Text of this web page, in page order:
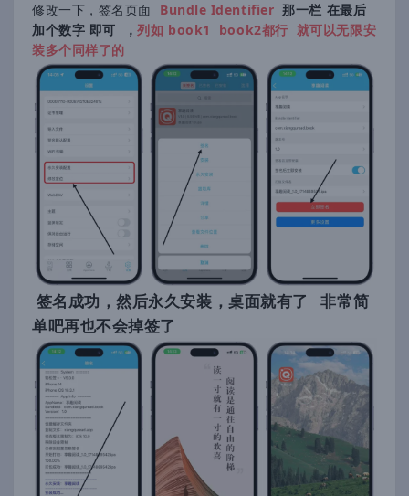
修改一下，签名页面 Bundle Identifier 那一栏 在最后
加个数字 即可 ，列如 book1 book2都行 就可以无限安
装多个同样了的
签名成功，然后永久安装，桌面就有了 非常简
单吧再也不会掉签了